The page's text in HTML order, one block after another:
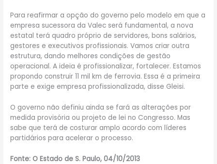
Para reafirmar a opção do governo pelo modelo em que a
empresa sucessora da Valec será fundamental, a nova
estatal terá quadro próprio de servidores, bons salários,
gestores e executivos profissionais. Vamos criar outra
estrutura, dando melhores condições de gestão
operacional. A ideia é profissionalizar, fortalecer. Estamos
propondo construir 11 mil km de ferrovia. Essa é a primeira
parte e exige empresa profissionalizada, disse Gleisi.
O governo não definiu ainda se fará as alterações por
medida provisória ou projeto de lei no Congresso. Mas
sabe que terá de costurar amplo acordo com líderes
partidários para acelerar o processo.
Fonte: O Estado de S. Paulo, 04/10/2013